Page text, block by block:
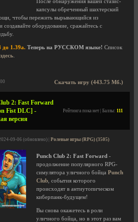
После обнаружения вашей стазис-
капсулы обреченный шахтерский
чтобы пережить вырывающийся из
оборудование, сражайтесь с
до 1.39a. Теперь на РУССКОМ языке! Список
здесь
Скачать игру (443.75 Мб.)
2: Fast Forward
Fist DLC] -
версия
Рейтинга пока нет | Баллы: 111
09-06 (обновлено) | Ролевые игры (RPG) (3505)
Punch Club 2: Fast Forward -
продолжение популярного RPG-
симулятора уличного бойца Punch
Club , события которого
происходят в антиутопическом
киберпанк-будущем!
Вы снова окажетесь в роли
уличного бойца, но в этот раз вам